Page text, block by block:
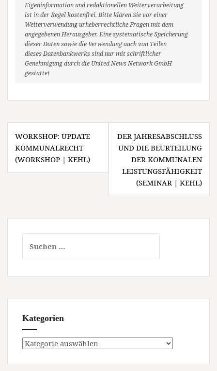
Eigeninformation und redaktionellen Weiterverarbeitung
ist in der Regel kostenfrei. Bitte klären Sie vor einer
Weiterverwendung urheberrechtliche Fragen mit dem
angegebenen Herausgeber. Eine systematische Speicherung
dieser Daten sowie die Verwendung auch von Teilen
dieses Datenbankwerks sind nur mit schriftlicher
Genehmigung durch die United News Network GmbH
gestattet
Beitragsnavigation
WORKSHOP: UPDATE
KOMMUNALRECHT
(WORKSHOP | KEHL)
DER JAHRESABSCHLUSS
UND DIE BEURTEILUNG
DER KOMMUNALEN
LEISTUNGSFÄHIGKEIT
(SEMINAR | KEHL)
nach:
Kategorien
Kategorien